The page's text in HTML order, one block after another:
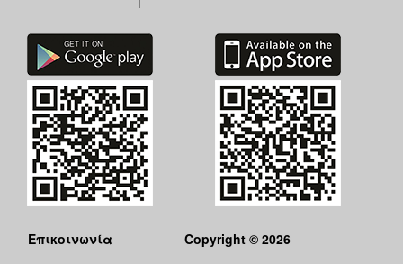
Επικοινωνία
Copyright © 2026